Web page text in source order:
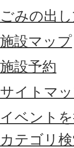
ごみの出
施設マップ
施設予約
サイトマ
イベント
カテゴリ